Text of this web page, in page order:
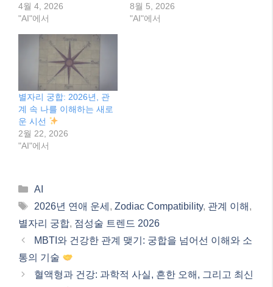
4월 4, 2026
"AI"에서
8월 5, 2026
"AI"에서
별자리 궁합: 2026년, 관
계 속 나를 이해하는 새로
운 시선
2월 22, 2026
"AI"에서
Categories
AI
Tags
2026년 연애 운세 , Zodiac Compatibility, 관계 이해 ,
별자리 궁합, 점성술 트렌드 2026
MBTI와 건강한 관계 맺기: 궁합을 넘어선 이해와 소
통의 기술
혈액형과 건강: 과학적 사실, 흔한 오해, 그리고 최신